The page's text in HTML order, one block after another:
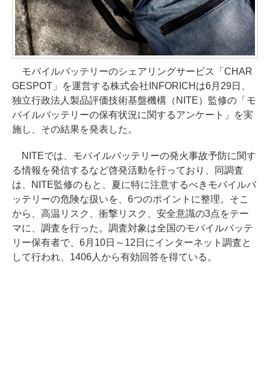
モバイルバッテリーのシェアリングサービス「CHAR
GESPOT」を運営する株式会社INFORICHは6月29日、
独立行政法人製品評価技術基盤機構（NITE）監修の「モ
バイルバッテリーの保有状況に関するアンケート」を実
施し、その結果を発表した。
NITEでは、モバイルバッテリーの発火事故予防に関す
る情報を発信するなど啓発活動を行っており、同調査
は、NITE監修のもと、夏に特に注意するべきモバイルバ
ッテリーの危険な扱いを、6つのポイントに整理。そこ
から、高温リスク、衝撃リスク、安全意識の3点をテー
マに、調査を行った。調査対象は全国のモバイルバッテ
リー保有者で、6月10日～12日にインターネット調査と
して行われ、1406人から有効回答を得ている。